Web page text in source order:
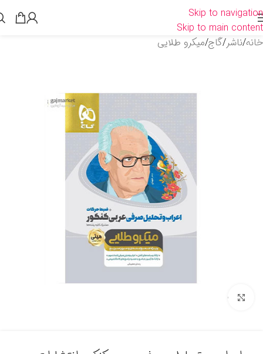
Skip to navigation
Skip to main content
خانه/ناشر/گاج/میکرو طلایی
برای بزرگنمایی کلیک کنید